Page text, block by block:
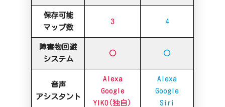
保存可能
マップ数
3 4
障害物回避
システム
〇 〇
音声
アシスタント
Alexa
Google
YIKO(独自)
Alexa
Google
Siri